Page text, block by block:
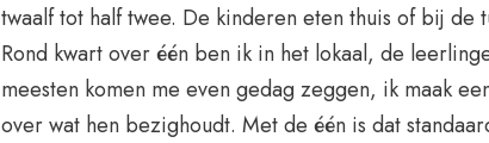
twaalf tot half twee. De kinderen eten thuis of bij de
Rond kwart over één ben ik in het lokaal, de
meesten komen me even gedag zeggen, ik maak
over wat hen bezighoudt. Met de één is dat